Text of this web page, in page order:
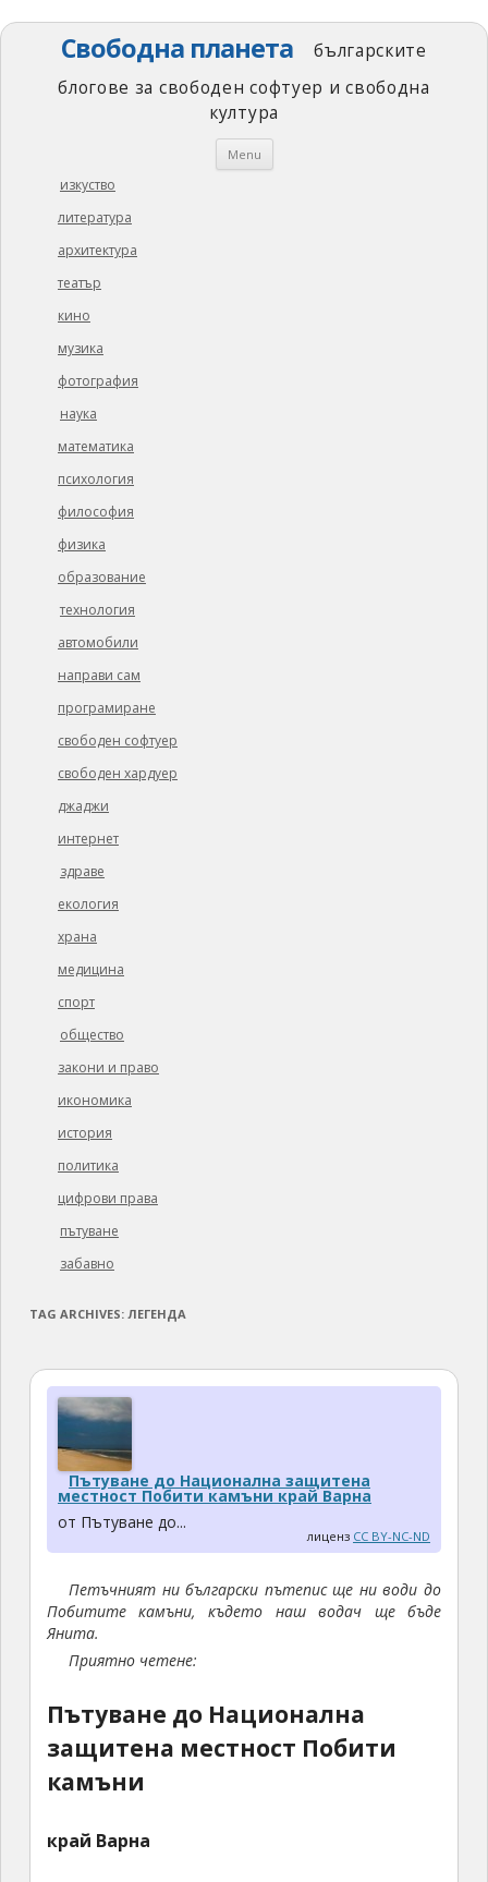
Свободна планета
българските
блогове за свободен софтуер и свободна
култура
Menu Skip
изкуство
литература
архитектура
театър
кино
музика
фотография
наука
математика
психология
философия
физика
образование
технология
автомобили
направи сам
програмиране
свободен софтуер
свободен хардуер
джаджи
интернет
здраве
екология
храна
медицина
спорт
общество
закони и право
икономика
история
политика
цифрови права
пътуване
забавно
TAG ARCHIVES: ЛЕГЕНДА
Пътуване до Национална защитена
местност Побити камъни край Варна
от Пътуване до...
лиценз CC BY-NC-ND
Петъчният ни български пътепис ще ни води до
Побитите камъни, където наш водач ще бъде
Янита.
Приятно четене:
Пътуване до Национална
защитена местност Побити
камъни
край Варна